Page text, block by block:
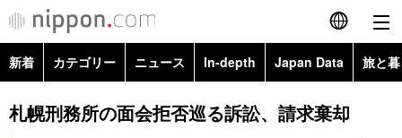
English
简体字
新着 カテゴリー ニュース In-depth Japan Data 旅と
政治・外交 Topics
札幌刑務所の面会拒否巡る訴訟、請求棄却